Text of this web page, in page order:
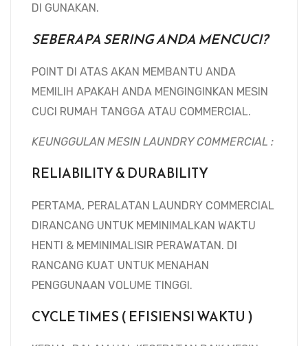
DI GUNAKAN.
SEBERAPA SERING ANDA MENCUCI?
POINT DI ATAS AKAN MEMBANTU ANDA
MEMILIH APAKAH ANDA MENGINGINKAN MESIN
CUCI RUMAH TANGGA ATAU COMMERCIAL.
KEUNGGULAN MESIN LAUNDRY COMMERCIAL :
RELIABILITY & DURABILITY
PERTAMA, PERALATAN LAUNDRY COMMERCIAL
DIRANCANG UNTUK MEMINIMALKAN WAKTU
HENTI & MEMINIMALISIR PERAWATAN. DI
RANCANG KUAT UNTUK MENAHAN
PENGGUNAAN VOLUME TINGGI.
CYCLE TIMES ( EFISIENSI WAKTU )